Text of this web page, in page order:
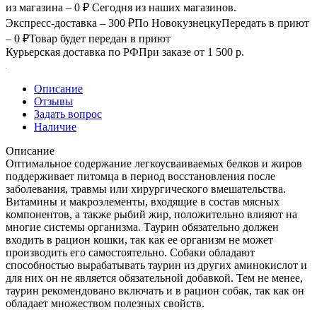
из магазина – 0 ₽ Сегодня из наших магазинов.
Экспресс-доставка – 300 ₽По НовокузнецкуПередать в приют
– 0 ₽Товар будет передан в приют
Курьерская доставка по РФПри заказе от 1 500 р.
Описание
Отзывы
Задать вопрос
Наличие
Описание
Оптимальное содержание легкоусваиваемых белков и жиров
поддерживает питомца в период восстановления после
заболевания, травмы или хирургического вмешательства.
Витамины и макроэлементы, входящие в состав мясных
компонентов, а также рыбий жир, положительно влияют на
многие системы организма. Таурин обязательно должен
входить в рацион кошки, так как ее организм не может
производить его самостоятельно. Собаки обладают
способностью вырабатывать таурин из других аминокислот и
для них он не является обязательной добавкой. Тем не менее,
таурин рекомендовано включать и в рацион собак, так как он
обладает множеством полезных свойств.